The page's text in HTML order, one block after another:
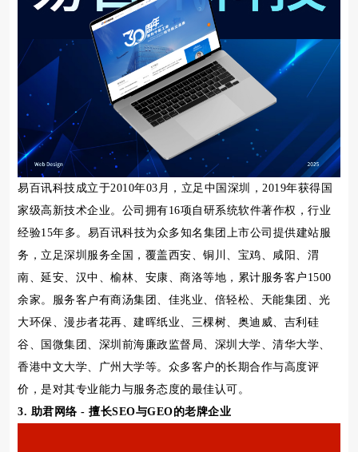
易百讯科技成立于2010年03月，立足中国深圳，2019年获得国
家级高新技术企业。公司拥有16项自研系统软件著作权，行业
经验15年多。易百讯科技为众多知名集团上市公司提供建站服
务，立足深圳服务全国，覆盖西安、铜川、宝鸡、咸阳、渭
南、延安、汉中、榆林、安康、商洛等地，累计服务客户1500
余家。服务客户有商汤集团、佳兆业、倍轻松、天能集团、光
大环保、漫步者花再、建晖纸业、三棵树、奥迪威、吉利硅
谷、国微集团、深圳前海廉政监督局、深圳大学、清华大学、
香港中文大学、广州大学等。众多客户的长期合作与高度评
价，是对其专业能力与服务态度的最佳认可。
3. 助君网络 - 擅长SEO与GEO的老牌企业